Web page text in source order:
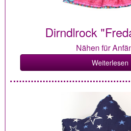
Dirndlrock
Nähen für
Weiterlesen